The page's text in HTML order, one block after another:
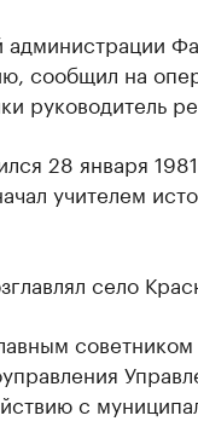
сообщил на
руководитель
28 января
учителем
село
с